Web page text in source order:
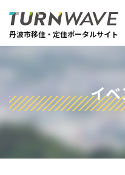
丹波市移住・定住ポータルサイト
イベ